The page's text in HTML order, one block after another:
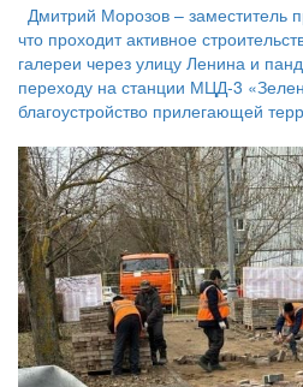
Дмитрий Морозов – заместитель
что проходит активное
галереи через улицу Ленина и
переходу на станции МЦД-3
благоустройство прилегающей